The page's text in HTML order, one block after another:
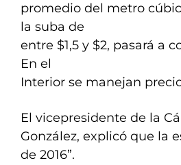
promedio del metro
la suba de
entre $1,5 y $2, pasará a
En el
Interior se manejan
El vicepresidente de la
González, explicó que la
de 2016”.